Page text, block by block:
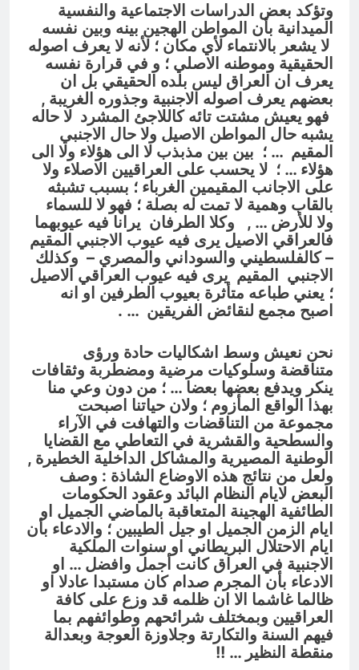
وتؤكد بعض الدراسات الاجتماعية والنفسية
الميدانية بأن المواطن الهجين بينه وبين نفسه
لا يشعر بالانتماء لأي مكان ؛ لأنه لا يعرف اصوله
الحقيقية وموطنه الاصلي ؛ و في قرارة نفسه
يعرف ان العراق ليس بلده الحقيقي بل ان
بعضهم يعرف اصوله الاجنبية وجذوره الغريبة ,
فهو يعيش مشتت تائه كاللاجئ المشرد لا حاله
يشبه حال المواطن الاصيل ولا حال الاجنبي
المقيم … ؛ بين بين مذبذب لا الى هؤلاء ولا الى
هؤلاء … ؛ لا يحسب على العراقيين الاصلاء ولا
على الاجانب المقيمين الغرباء ؛ بسبب تشبثه
بالقاب وهمية لا تمت له بصلة ؛ فهو لا للسماء
ولا للأرض … , وكلا الطرفان يرانا فيه عيوبهما
فالعراقي الاصيل يرى فيه عيوب الاجنبي المقيم
– كالفلسطيني والسوداني والمصري – وكذلك
الاجنبي المقيم يرى فيه عيوب العراقي الاصيل
؛ يعني طباعه متأثرة بعيوب الطرفين او انه
اصبح مجمع لنقائض الفريقين … .
نحن نعيش وسط اشكاليات حادة ورؤى
متناقضة وسلوكيات مرضية ومضطربة وثقافات
ينكر ويدفع بعضها بعضا … ؛ من دون وعي منا
بهذا الواقع المأزوم ؛ ولان حياتنا اصبحت
مجموعة من التناقضات والتهافت في الآراء
والسطحية والقشرية في التعاطي مع القضايا
الوطنية المصيرية والمشاكل الداخلية الخطيرة ,
ولعل من نتائج هذه الاوضاع الشاذة : وصف
البعض لايام النظام البائد وعقود الحكومات
الطائفية الهجينة المتعاقبة بالماضي الجميل او
ايام الزمن الجميل او جيل الطيبين ؛ والادعاء بأن
ايام الاحتلال البريطاني او سنوات الملكية
الاجنبية في العراق كانت أجمل وافضل … او
الادعاء بأن المجرم صدام كان مستبدا عادلا او
ظالما غاشما الا ان ظلمه قد وزع على كافة
العراقيين وبمختلف شرائحهم وطوائفهم بما
فيهم السنة والتكارتة وجلاوزة العوجة وبعدالة
منقطة النظير … !!